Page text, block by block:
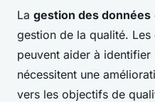
La gestion des données
gestion de la qualité.
peuvent aider à identifier
nécessitent une
vers les objectifs de